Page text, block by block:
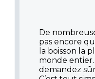
De
pas encore
la boisson la
monde entier.
demandez